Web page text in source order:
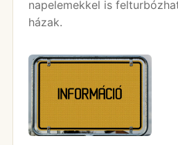
napelemekkel is
házak.